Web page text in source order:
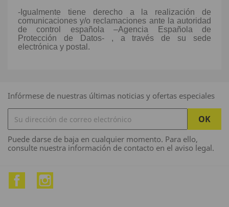
- Igualmente tiene derecho a la realización de
comunicaciones y/o reclamaciones ante la autoridad
de control española –Agencia Española de
Protección de Datos- , a través de su sede
electrónica y postal.
Infórmese de nuestras últimas noticias y ofertas especiales
Puede darse de baja en cualquier momento. Para ello,
consulte nuestra información de contacto en el aviso legal.
Facebook